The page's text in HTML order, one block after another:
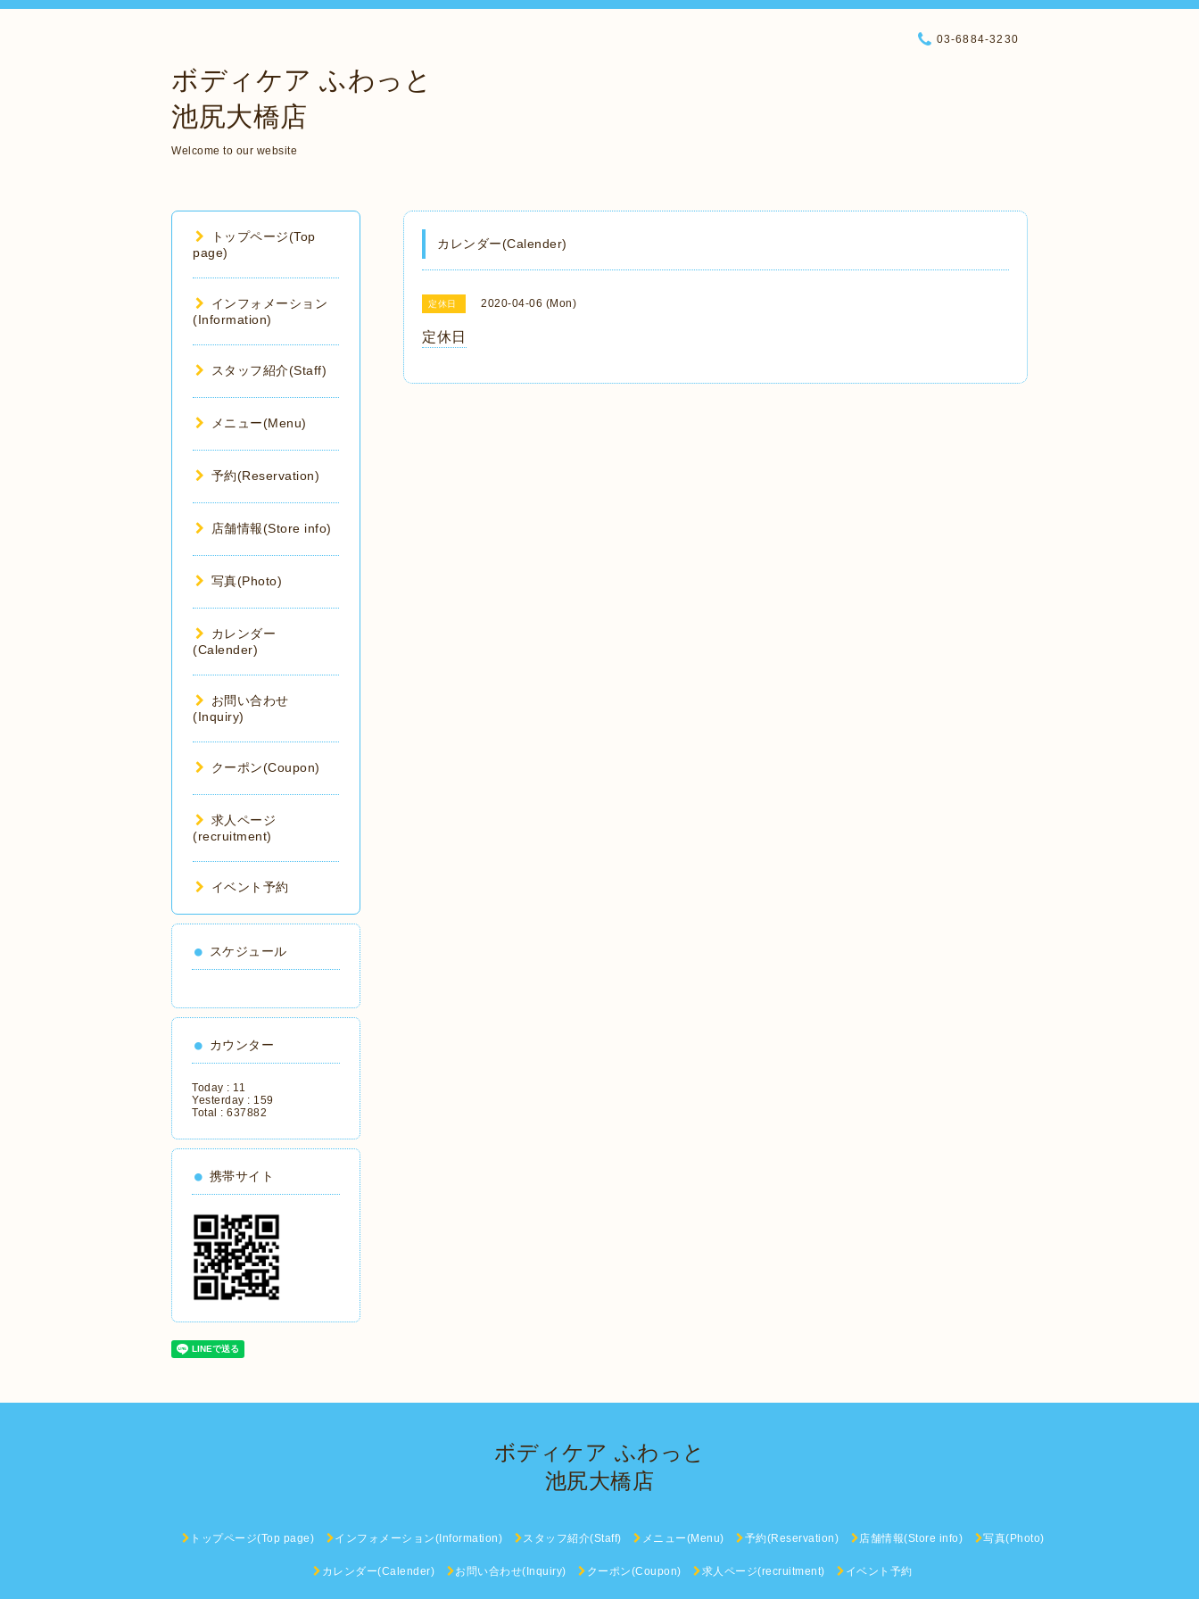
ボディケア ふわっと
池尻大橋店
Welcome to our website
03-6884-3230
カレンダー(Calender)
定休日 2020-04-06 (Mon)
定休日
トップページ(Top
page)
インフォメーション
(Information)
スタッフ紹介(Staff)
メニュー(Menu)
予約(Reservation)
店舗情報(Store info)
写真(Photo)
カレンダー
(Calender)
お問い合わせ
(Inquiry)
クーポン(Coupon)
求人ページ
(recruitment)
イベント予約
スケジュール
カウンター
Today : 11
Yesterday : 159
Total : 637882
携帯サイト
ボディケア ふわっと
池尻大橋店
トップページ(Top page) インフォメーション(Information) スタッフ紹介(Staff) メニュー(Menu) 予約(Reservation) 店舗情報(Store info) 写真(Photo)
カレンダー(Calender) お問い合わせ(Inquiry) クーポン(Coupon) 求人ページ(recruitment) イベント予約